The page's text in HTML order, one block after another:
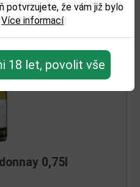
potvrzujete, že vám již bylo
Více informací
18 let, povolit vše